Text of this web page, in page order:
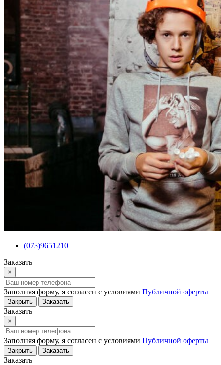
(073)9651210
Заказать
×
Заполняя форму, я согласен с условиями Публичной оферты
Закрыть Заказать
Заказать
×
Заполняя форму, я согласен с условиями Публичной оферты
Закрыть Заказать
Заказать